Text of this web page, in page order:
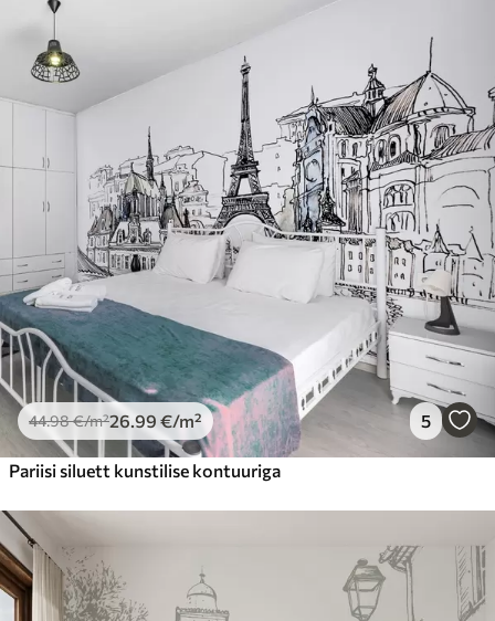
44.98€/m²26 .99 €/m² 5
Pariisi siluett kunstilise kontuuriga